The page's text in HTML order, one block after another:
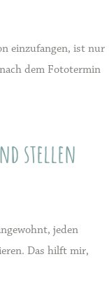
einzufangen, ist nur
dem Fototermin
stellen
jeden
Das hilft mir,